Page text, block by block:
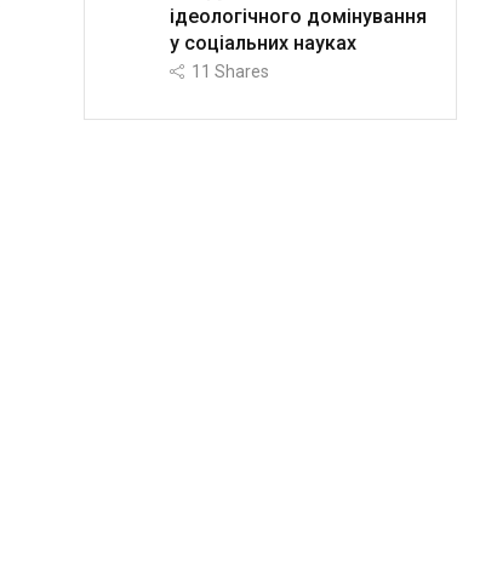
ідеологічного домінування
у соціальних науках
11 Shares